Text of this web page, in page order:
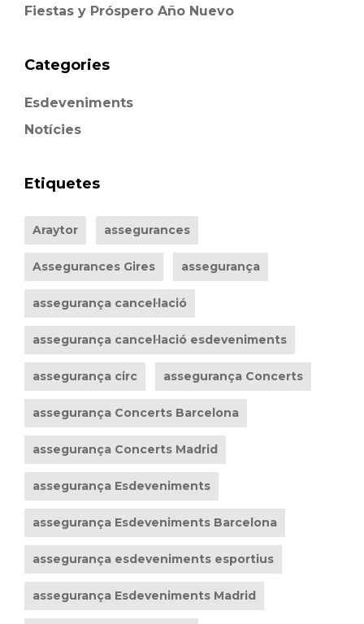
Fiestas y Próspero Año Nuevo
Categories
Esdeveniments
Notícies
Etiquetes
Araytor assegurances
Assegurances Gires assegurança
assegurança cancel·lació
assegurança cancel·lació esdeveniments
assegurança circ assegurança Concerts
assegurança Concerts Barcelona
assegurança Concerts Madrid
assegurança Esdeveniments
assegurança Esdeveniments Barcelona
assegurança esdeveniments esportius
assegurança Esdeveniments Madrid